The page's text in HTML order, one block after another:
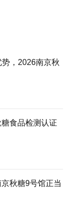
，2026南京秋
食品检测认证
秋糖9号馆正当